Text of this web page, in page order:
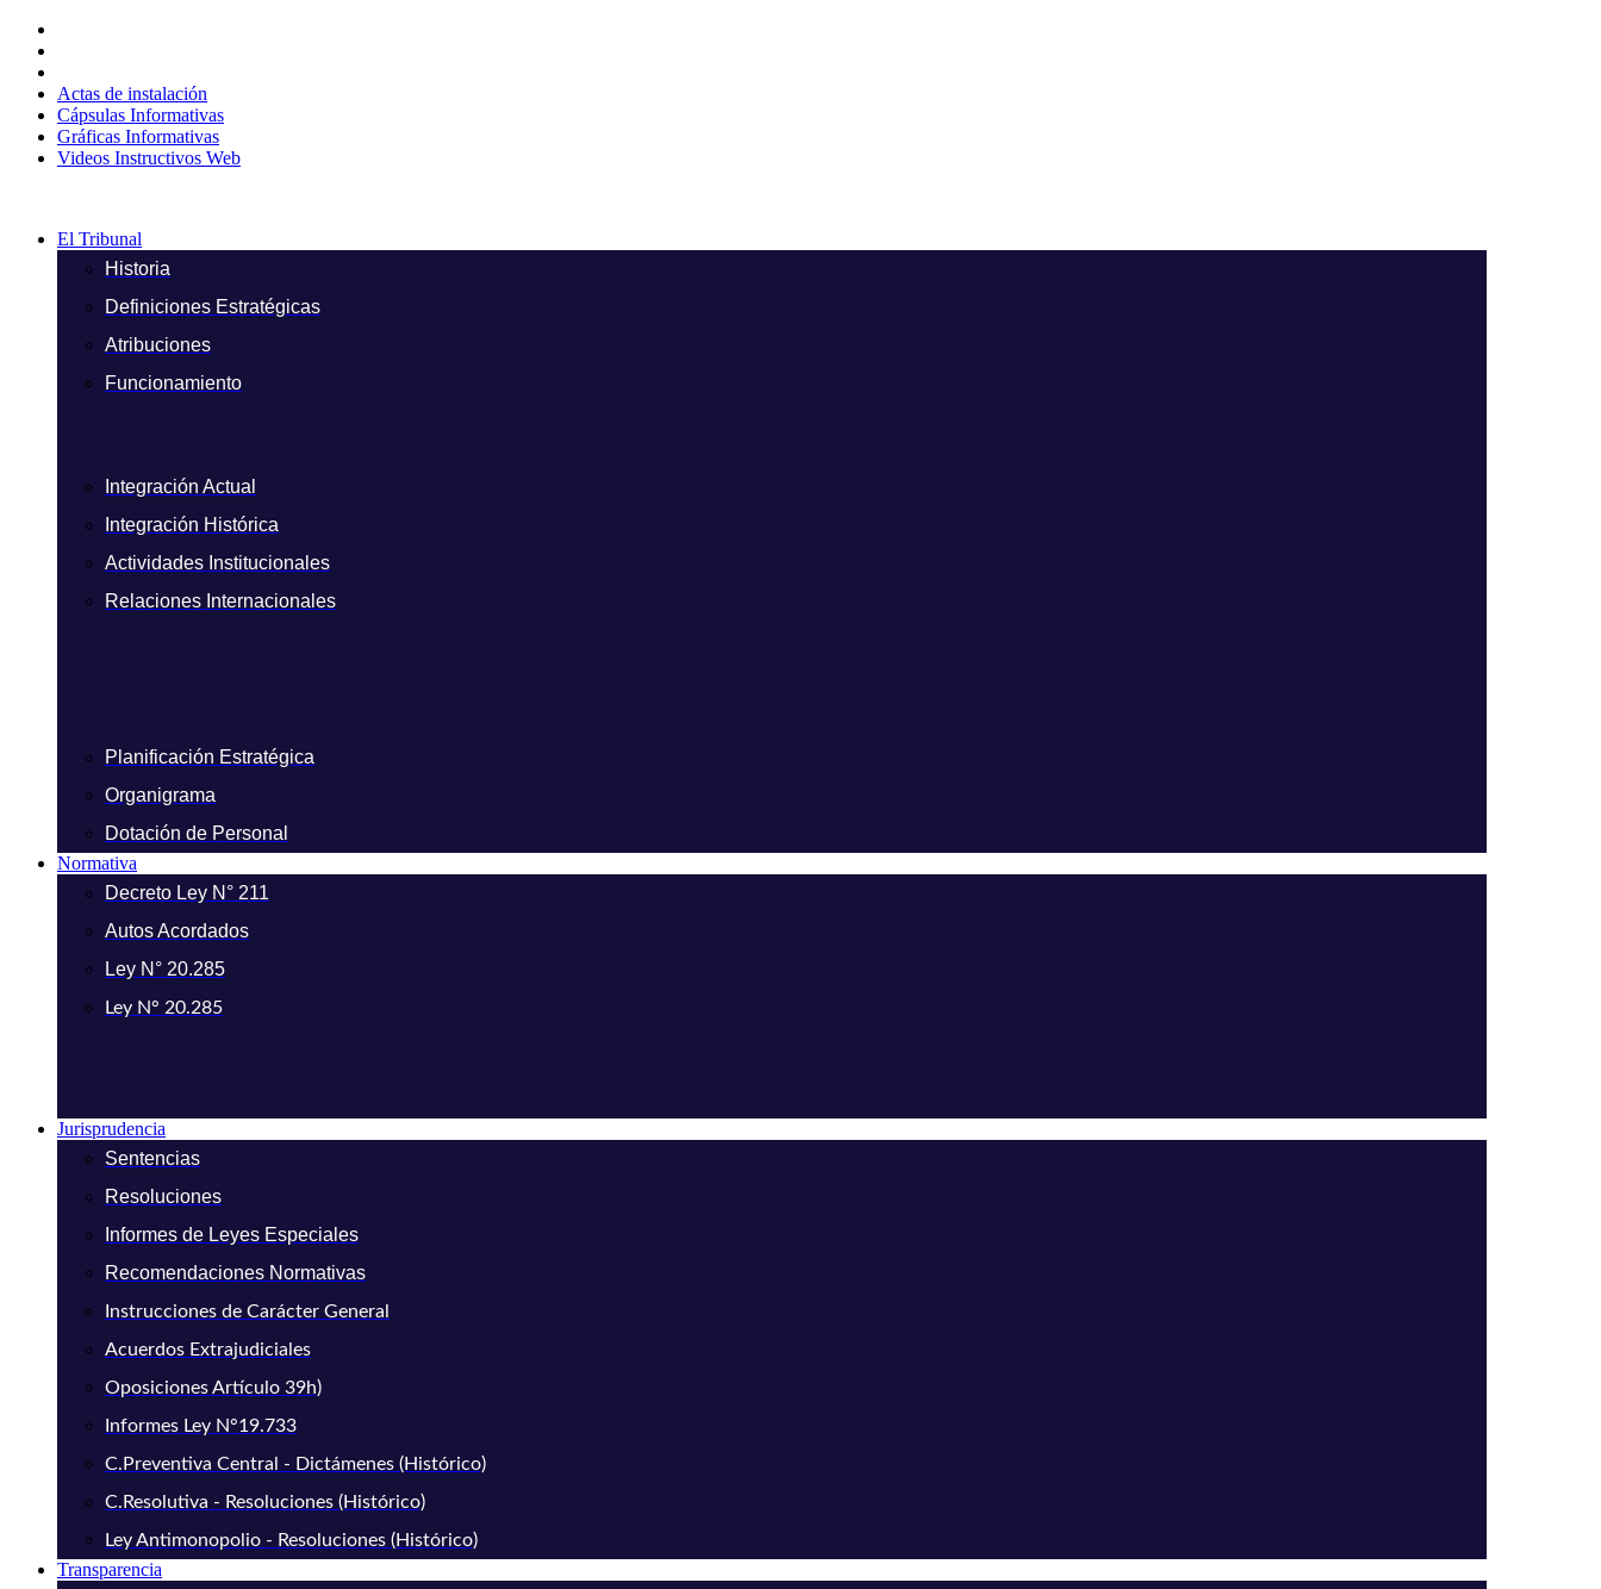
contenido
Actas de instalación
Cápsulas Informativas
Gráficas Informativas
Videos Instructivos Web
El Tribunal
Historia
Definiciones Estratégicas
Atribuciones
Funcionamiento
Integración Actual
Integración Histórica
Actividades Institucionales
Relaciones Internacionales
Planificación Estratégica
Organigrama
Dotación de Personal
Normativa
Decreto Ley N° 211
Autos Acordados
Ley N° 20.285
Ley N° 20.285
Jurisprudencia
Sentencias
Resoluciones
Informes de Leyes Especiales
Recomendaciones Normativas
Instrucciones de Carácter General
Acuerdos Extrajudiciales
Oposiciones Artículo 39h)
Informes Ley N°19.733
C.Preventiva Central - Dictámenes (Histórico)
C.Resolutiva - Resoluciones (Histórico)
Ley Antimonopolio - Resoluciones (Histórico)
Transparencia